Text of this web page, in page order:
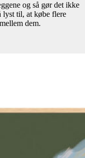
og så gør det ikke
lyst til, at købe flere
dem.